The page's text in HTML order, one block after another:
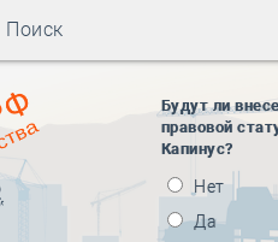
Поиск
Будут ли
правовой
Капинус?
Нет
Да